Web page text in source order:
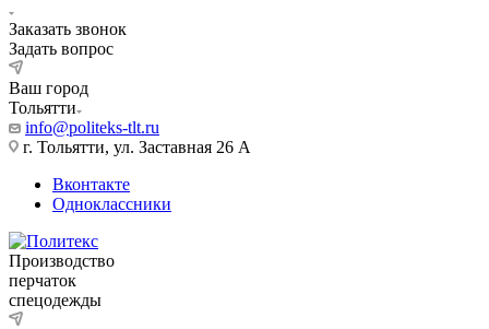
Заказать звонок
Задать вопрос
Ваш город
Тольятти
info@politeks-tlt.ru
г. Тольятти, ул. Заставная 26 А
Вконтакте
Одноклассники
Производство
перчаток
спецодежды